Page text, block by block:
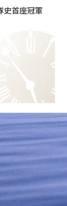
史首座冠軍